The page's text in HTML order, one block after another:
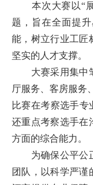
本次大赛以“展
题，旨在全面提
能，树立行业工匠
坚实的人才支撑。
大赛采用集中笔
厅服务、客房服务
比赛在考察选手专
还重点考察选手在
方面的综合能力。
为确保公平公正
团队，以科学严谨